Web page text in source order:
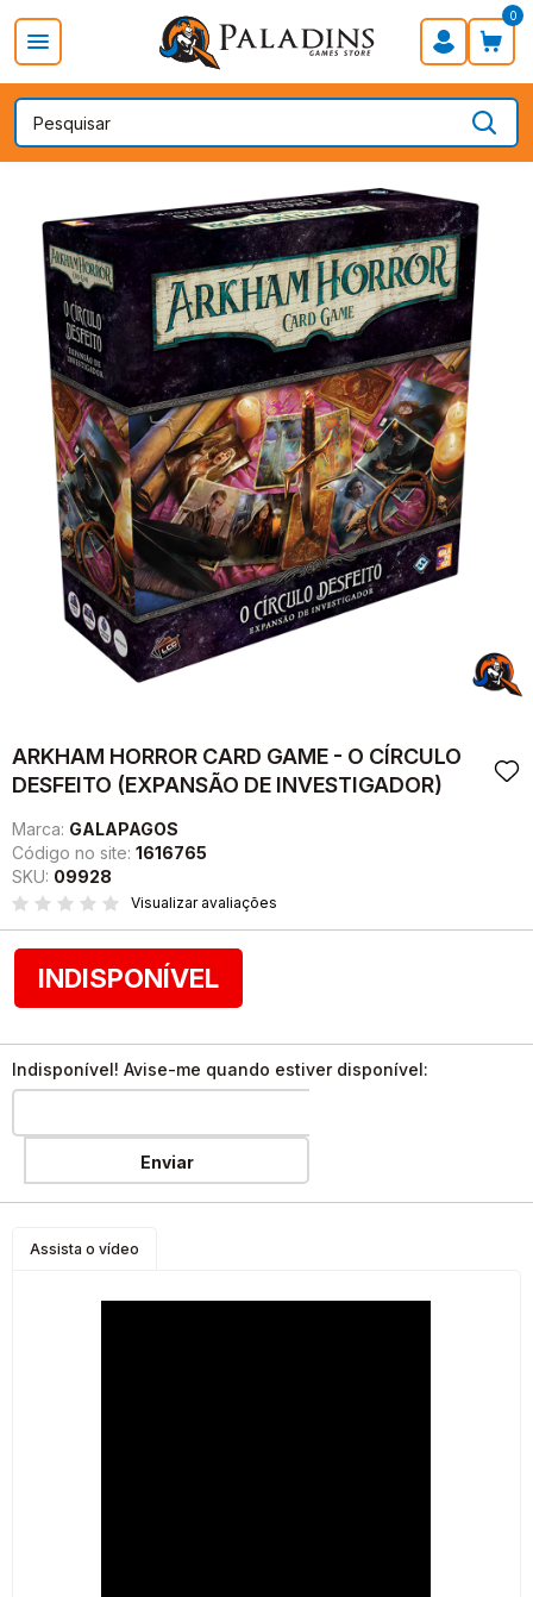
0
PROMOÇÃO DIA DOS PAIS Board Games Card Games
ARKHAM HORROR CARD GAME - O CÍRCULO
DESFEITO (EXPANSÃO DE INVESTIGADOR)
Marca: GALAPAGOS
Código no site: 1616765
SKU: 09928
Visualizar avaliações
INDISPONÍVEL
Indisponível! Avise-me quando estiver disponível:
Enviar
Assista o vídeo